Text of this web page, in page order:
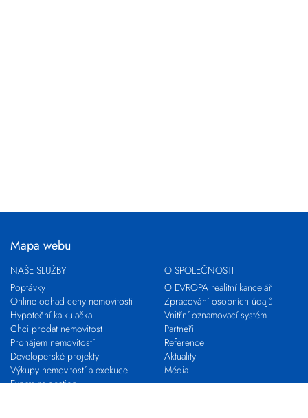
Mapa webu
NAŠE SLUŽBY
Poptávky
Online odhad ceny nemovitosti
Hypoteční kalkulačka
Chci prodat nemovitost
Pronájem nemovitostí
Developerské projekty
Výkupy nemovitostí a exekuce
Expats relocation
O SPOLEČNOSTI
O EVROPA realitní kancelář
Zpracování osobních údajů
Vnitřní oznamovací systém
Partneři
Reference
Aktuality
Média